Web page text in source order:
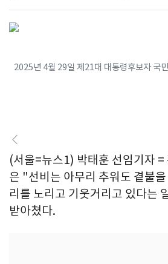
2025년 4월 29일 제21대 대통령후보자 국
(서울=뉴스1) 박태훈 선임기자
은 "선비는 아무리 추워도 곁불
리를 노리고 기웃거리고 있다는
받아쳤다.